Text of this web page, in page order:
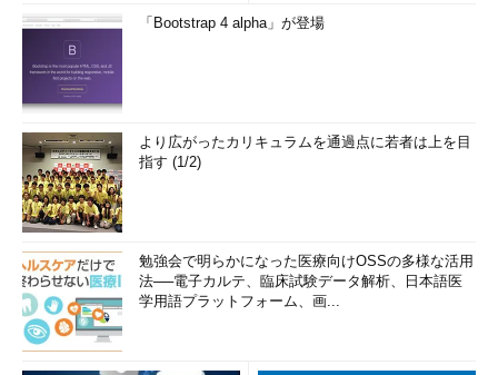
「Bootstrap 4 alpha」が登場
より広がったカリキュラムを通過点に若者は上を目
指す (1/2)
勉強会で明らかになった医療向けOSSの多様な活用
法──電子カルテ、臨床試験データ解析、日本語医
学用語プラットフォーム、画...